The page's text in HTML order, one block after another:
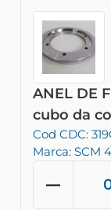
ANEL DE
cubo da
Cod CDC: 319
Marca: SCM